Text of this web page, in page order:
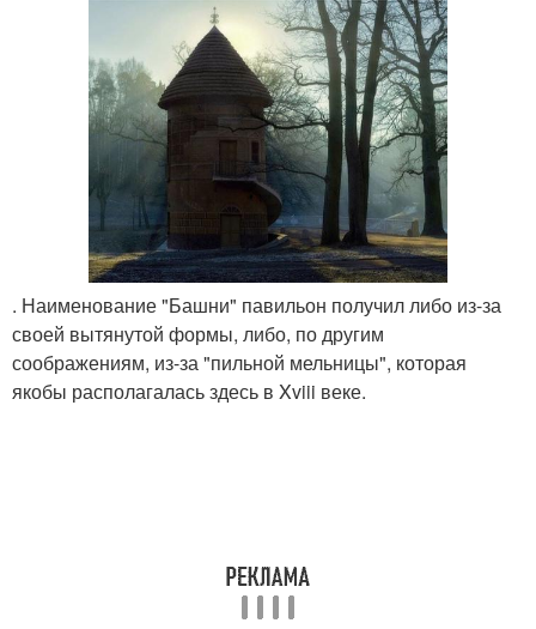
. Наименование "Башни" павильон получил либо из-за
своей вытянутой формы, либо, по другим
соображениям, из-за "пильной мельницы", которая
якобы располагалась здесь в Xviii веке.